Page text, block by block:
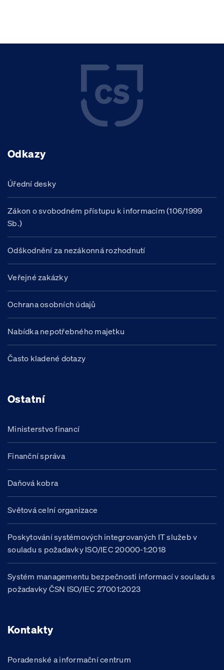
Odkazy
Úřední desky
Zákon o svobodném přístupu k informacím (106/1999
Sb.)
Odškodnění za nezákonná rozhodnutí
Veřejné zakázky
Ochrana osobních údajů
Nabídka nepotřebného majetku
Často kladené dotazy
Ostatní
Ministerstvo financí
Finanční správa
Daňová kobra
Světová celní organizace
Poskytování systémových integrovaných IT služeb v
souladu s požadavky ISO/IEC 20000-1:2018
Systém managementu bezpečnosti informací v souladu s
požadavky ČSN ISO/IEC 27001:2023
Kontakty
Poradenské a informační centrum